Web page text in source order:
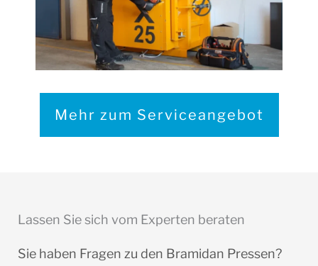
Mehr zum Serviceangebot
Lassen Sie sich vom Experten beraten
Sie haben Fragen zu den Bramidan Pressen?